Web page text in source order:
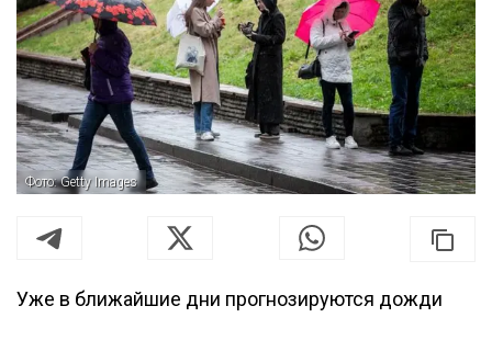
Фото: Getty Images
Уже в ближайшие дни прогнозируются дожди